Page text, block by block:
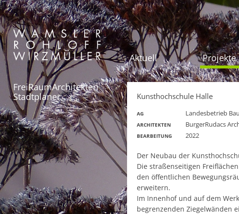
Aktuell Projekte
FreiRaumArchitekten
Stadtplaner
Kunsthochschule Halle
AG Landesbetrieb
ARCHITEKTEN BurgerRudacs
BEARBEITUNG 2022
Der Neubau der
Die straßenseitigen
den öffentlichen
erweitern.
Im Innenhof und auf dem
begrenzenden Ziegelwänden